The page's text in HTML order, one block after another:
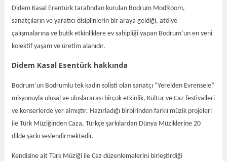
Didem Kasal Erentürk tarafından kurulan Bodrum ModRoom,
sanatçıların ve yaratıcı disiplinlerin bir araya geldiği, atölye
çalışmalarına ve butik etkinliklere ev sahipliği yapan Bodrum’un en yeni
kolektif yaşam ve üretim alanıdır.
Didem Kasal Esentürk hakkında
Bodrum’un Bodrumlu tek kadın solisti olan sanatçı “Yerelden Evrensele”
misyonuyla ulusal ve uluslararası birçok etkinlik, Kültür ve Caz festivalleri
ve konserlerde yer almıştır. Hazırladığı birbirinden farklı müzik projeleri
ile Türk Müziğinden Caza, Türkçe şarkılardan Dünya Müziklerine 20
dilde şarkı seslendirmektedir.
Kendisine ait Türk Müziği ile Caz düzenlemelerini birleştirdiği